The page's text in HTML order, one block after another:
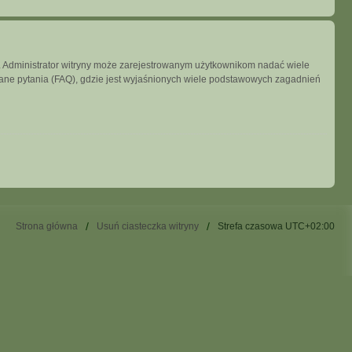
witryny może zarejestrowanym użytkownikom nadać wiele
pytania (FAQ), gdzie jest wyjaśnionych wiele podstawowych zagadnień
Strona główna Usuń ciasteczka witryny Strefa czasowa UTC+02:00